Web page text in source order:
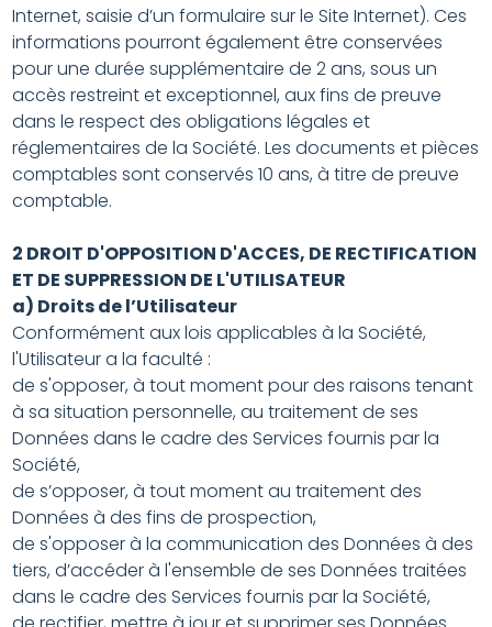
Internet, saisie d’un formulaire sur le Site Internet). Ces
informations pourront également être conservées
pour une durée supplémentaire de 2 ans, sous un
accès restreint et exceptionnel, aux fins de preuve
dans le respect des obligations légales et
réglementaires de la Société. Les documents et pièces
comptables sont conservés 10 ans, à titre de preuve
comptable.
2 DROIT D'OPPOSITION D'ACCES, DE RECTIFICATION
ET DE SUPPRESSION DE L'UTILISATEUR
a) Droits de l’Utilisateur
Conformément aux lois applicables à la Société,
l'Utilisateur a la faculté :
de s'opposer, à tout moment pour des raisons tenant
à sa situation personnelle, au traitement de ses
Données dans le cadre des Services fournis par la
Société,
de s’opposer, à tout moment au traitement des
Données à des fins de prospection,
de s'opposer à la communication des Données à des
tiers, d’accéder à l'ensemble de ses Données traitées
dans le cadre des Services fournis par la Société,